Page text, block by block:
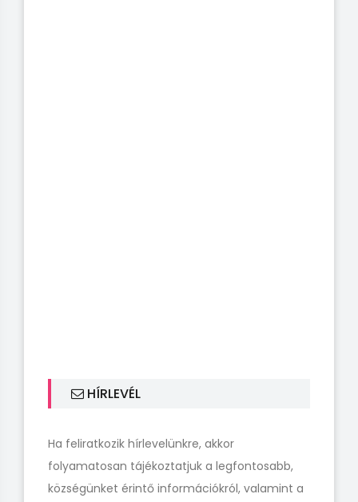
HÍRLEVÉL
Ha feliratkozik hírlevelünkre, akkor
folyamatosan tájékoztatjuk a legfontosabb,
községünket érintő információkról, valamint a